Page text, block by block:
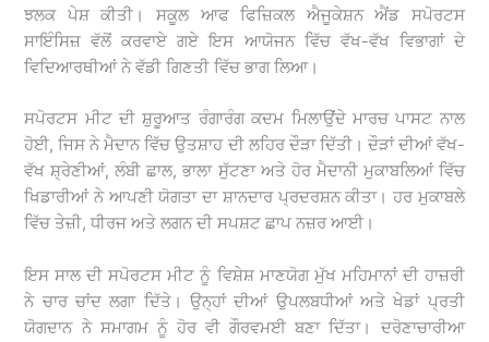
ਝਲਕ ਪੇਸ਼ ਕੀਤੀ। ਸਕੂਲ ਆਫ ਫਿਜ਼ਿਕਲ ਐਜੂਕੇਸ਼ਨ ਐਂਡ ਸਪੋਰਟਸ
ਸਾਇੰਸਿਜ਼ ਵੱਲੋਂ ਕਰਵਾਏ ਗਏ ਇਸ ਆਯੋਜਨ ਵਿੱਚ ਵੱਖ-ਵੱਖ ਵਿਭਾਗਾਂ ਦੇ
ਵਿਦਿਆਰਥੀਆਂ ਨੇ ਵੱਡੀ ਗਿਣਤੀ ਵਿੱਚ ਭਾਗ ਲਿਆ।
ਸਪੋਰਟਸ ਮੀਟ ਦੀ ਸ਼ੁਰੂਆਤ ਰੰਗਾਰੰਗ ਕਦਮ ਮਿਲਾਉਂਦੇ ਮਾਰਚ ਪਾਸਟ ਨਾਲ
ਹੋਈ, ਜਿਸ ਨੇ ਮੈਦਾਨ ਵਿੱਚ ਉਤਸ਼ਾਹ ਦੀ ਲਹਿਰ ਦੌੜਾ ਦਿੱਤੀ। ਦੌੜਾਂ ਦੀਆਂ ਵੱਖ-
ਵੱਖ ਸ਼੍ਰੇਣੀਆਂ, ਲੰਬੀ ਛਾਲ, ਭਾਲਾ ਸੁੱਟਣਾ ਅਤੇ ਹੋਰ ਮੈਦਾਨੀ ਮੁਕਾਬਲਿਆਂ ਵਿੱਚ
ਖਿਡਾਰੀਆਂ ਨੇ ਆਪਣੀ ਯੋਗਤਾ ਦਾ ਸ਼ਾਨਦਾਰ ਪ੍ਰਦਰਸ਼ਨ ਕੀਤਾ। ਹਰ ਮੁਕਾਬਲੇ
ਵਿੱਚ ਤੇਜ਼ੀ, ਧੀਰਜ ਅਤੇ ਲਗਨ ਦੀ ਸਪਸ਼ਟ ਛਾਪ ਨਜ਼ਰ ਆਈ।
ਇਸ ਸਾਲ ਦੀ ਸਪੋਰਟਸ ਮੀਟ ਨੂੰ ਵਿਸ਼ੇਸ਼ ਮਾਣਯੋਗ ਮੁੱਖ ਮਹਿਮਾਨਾਂ ਦੀ ਹਾਜ਼ਰੀ
ਨੇ ਚਾਰ ਚਾਂਦ ਲਗਾ ਦਿੱਤੇ। ਉਨ੍ਹਾਂ ਦੀਆਂ ਉਪਲਬਧੀਆਂ ਅਤੇ ਖੇਡਾਂ ਪ੍ਰਤੀ
ਯੋਗਦਾਨ ਨੇ ਸਮਾਗਮ ਨੂੰ ਹੋਰ ਵੀ ਗੌਰਵਮਈ ਬਣਾ ਦਿੱਤਾ। ਦਰੋਣਾਚਾਰੀਆ